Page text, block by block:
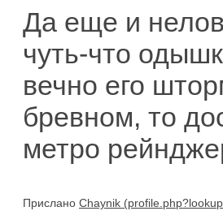
Да еще и
чуть-что
вечно его
бревном, то
метро
Прислано Chaynik